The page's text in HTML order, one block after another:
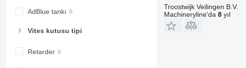
AdBlue tankı
Vites kutusu tipi
Retarder
Troostwijk Veilingen B.V.
Machineryline'da 8yıl